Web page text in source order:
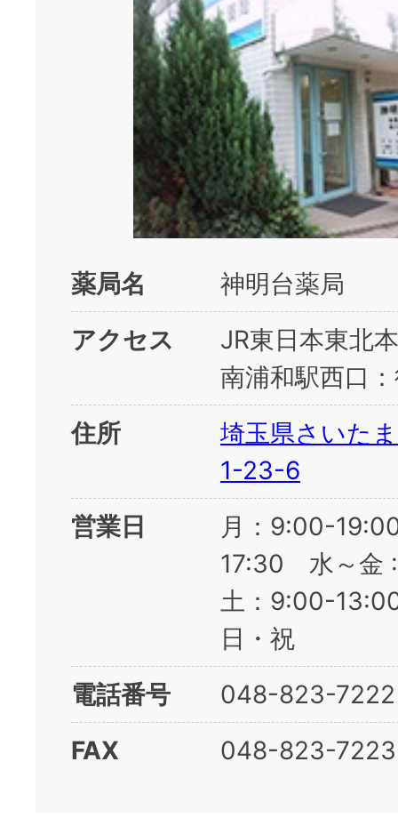
薬局名
神明台薬局
アクセス
JR東日本東北
南浦和駅西口
住所
埼玉県さいた
1-23-6
営業日
月：9:00-
17:30 水～
土：9:00-
日・祝
電話番号
048-823-7222
FAX
048-823-7223